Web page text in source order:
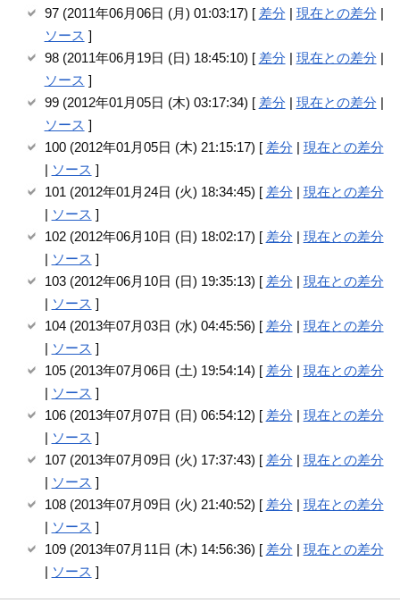
97 (2011年06月06日 (月) 01:03:17) [ 差分| 現在との差分|
ソース ]
98 (2011年06月19日 (日) 18:45:10) [ 差分| 現在との差分|
ソース ]
99 (2012年01月05日 (木) 03:17:34) [ 差分| 現在との差分|
ソース ]
100 (2012年01月05日 (木) 21:15:17) [ 差分| 現在との差分
| ソース ]
101 (2012年01月24日 (火) 18:34:45) [ 差分| 現在との差分
| ソース ]
102 (2012年06月10日 (日) 18:02:17) [ 差分| 現在との差分
| ソース ]
103 (2012年06月10日 (日) 19:35:13) [ 差分| 現在との差分
| ソース ]
104 (2013年07月03日 (水) 04:45:56) [ 差分| 現在との差分
| ソース ]
105 (2013年07月06日 (土) 19:54:14) [ 差分| 現在との差分
| ソース ]
106 (2013年07月07日 (日) 06:54:12) [ 差分| 現在との差分
| ソース ]
107 (2013年07月09日 (火) 17:37:43) [ 差分| 現在との差分
| ソース ]
108 (2013年07月09日 (火) 21:40:52) [ 差分| 現在との差分
| ソース ]
109 (2013年07月11日 (木) 14:56:36) [ 差分| 現在との差分
| ソース ]